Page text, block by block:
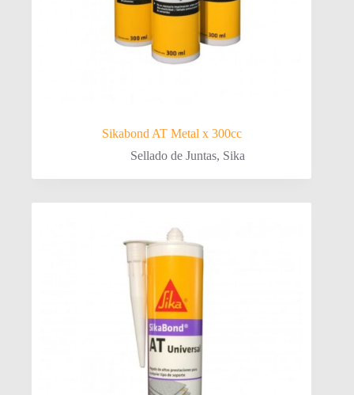
Sikabond AT Metal x 300cc
Sellado de Juntas, Sika